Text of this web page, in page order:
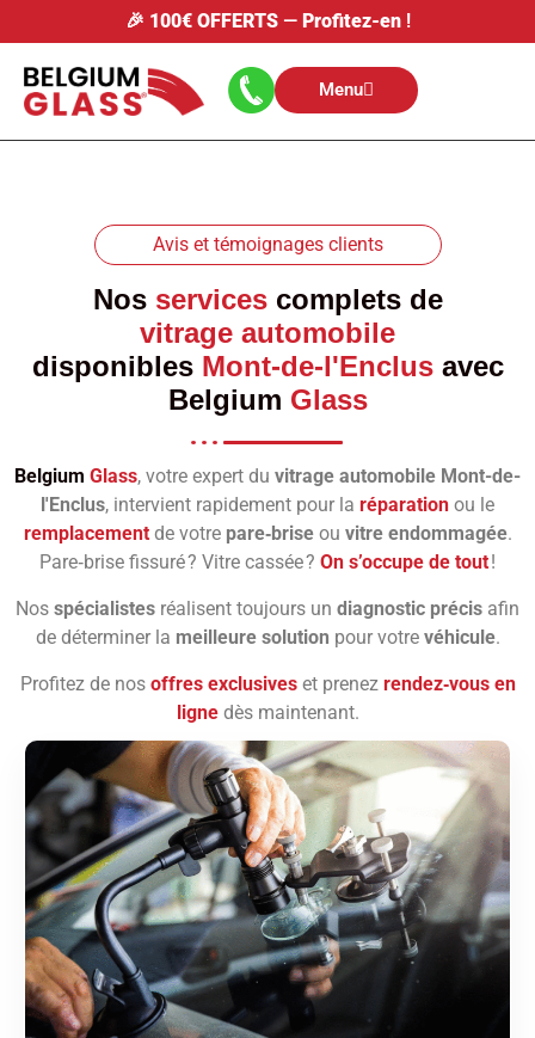
🎉 100€ OFFERTS— Profitez-en!
Menu
Avis et témoignages clients
Nos servicescomplets de
vitrage automobile
disponibles Mont-de-l'Enclusavec
Belgium Glass
Belgium Glass, votre expert du vitrage automobile Mont-de-
l'Enclus, intervient rapidement pour la réparation ou le
remplacementde votre pare‑briseou vitre endommagée.
Pare‑brise fissuré ? Vitre cassée ? On s’occupe de tout!
Nos spécialistes réalisent toujours un diagnostic précis afin
de déterminer la meilleure solution pour votre véhicule.
Profitez de nos offres exclusiveset prenez rendez‑vous en
lignedès maintenant.